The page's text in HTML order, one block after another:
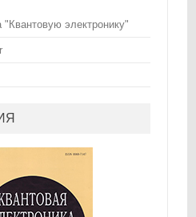
"Квантовую электронику"